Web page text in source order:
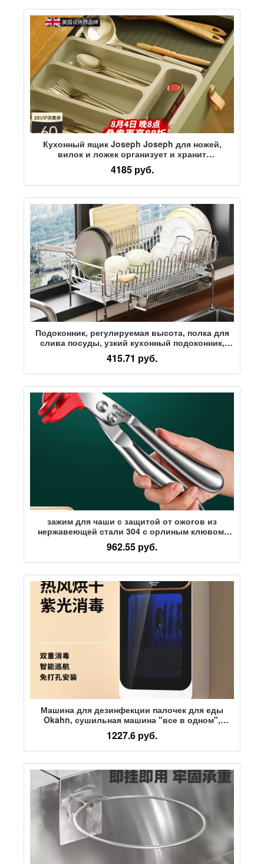
Кухонный ящик Joseph Joseph для ножей,
вилок и ложек организует и хранит
разделенные на отделения палочки для еды
ящик для посуды 85042
4185 руб.
Подоконник, регулируемая высота, полка для
слива посуды, узкий кухонный подоконник,
посуда, палочки для еды, ложки, мойка,
умывальник, сушилка
415.71 руб.
зажим для чаши с защитой от ожогов из
нержавеющей стали 304 с орлиным клювом,
артефакт, нескользящий зажим для кухонной
чаши, щипцы для овощей, зажим для тарелки,
зажим для лотка для запеканки
962.55 руб.
Машина для дезинфекции палочек для еды
Okahn, сушильная машина "все в одном",
бытовой кухонный держатель для
дезинфекции палочек для еды, маленькая
посуда, клетка для палочек для еды Kuaizi
1227.6 руб.